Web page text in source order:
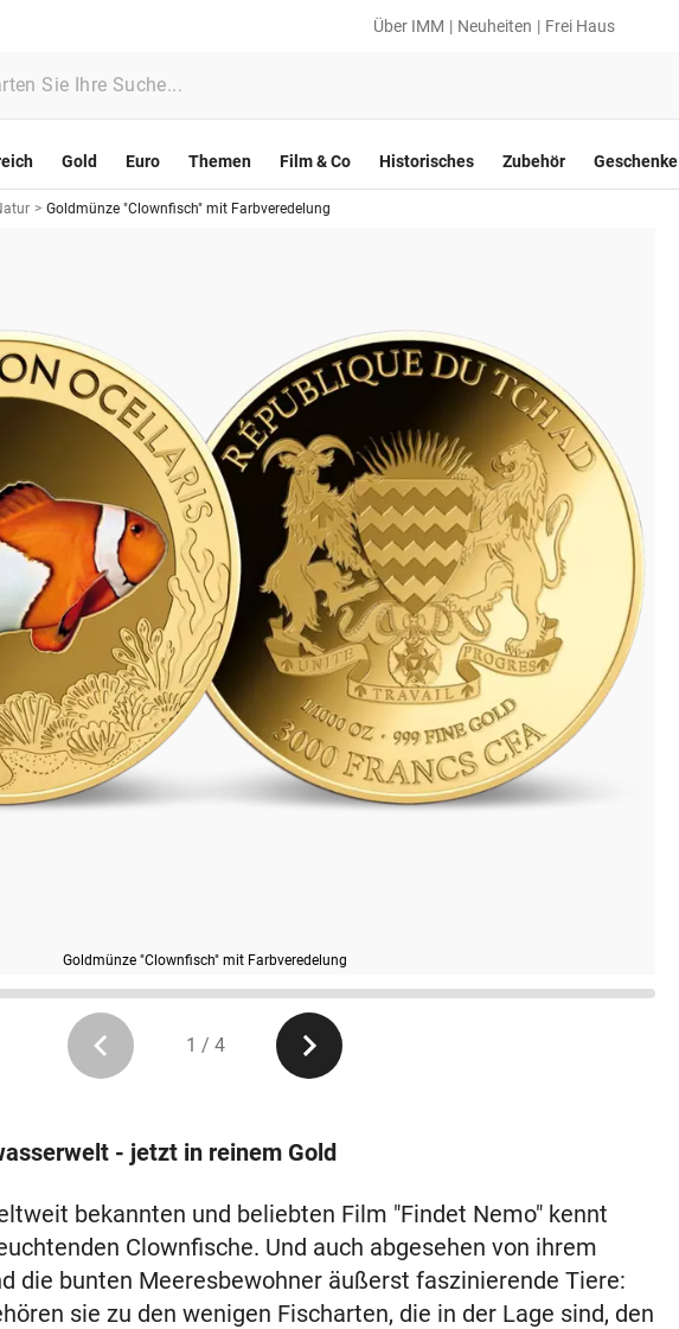
Über IMM Neuheiten Frei Haus
Gold Euro Themen Film & Co Historisches Zubehör Geschenke
> Goldmünze "Clownfisch" mit Farbveredelung
Goldmünze "Clownfisch" mit Farbveredelung
1 / 4
- jetzt in reinem Gold
bekannten und beliebten Film "Findet Nemo" kennt
Clownfische. Und auch abgesehen von ihrem
die bunten Meeresbewohner äußerst faszinierende Tiere:
sie zu den wenigen Fischarten, die in der Lage sind, den